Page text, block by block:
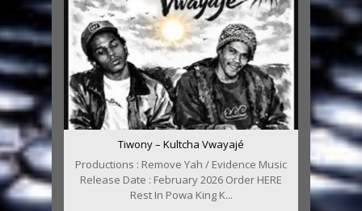
Tiwony – Kultcha Vwayajé
Productions : Remove Yah / Evidence Music
Release Date : February 2026 Order HERE
Rest In Powa King K...